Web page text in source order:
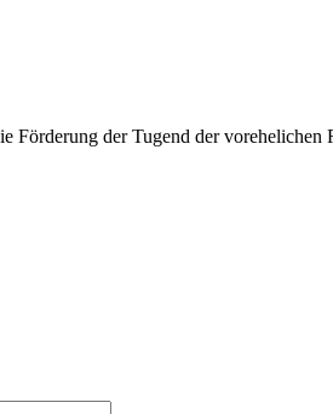
För­der­ung der Tugend der